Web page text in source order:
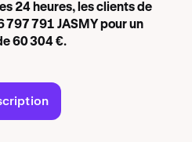
24 heures, les clients de
797 791 JASMY pour un
60 304 €.